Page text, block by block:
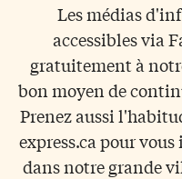
Les médias
accessibles via
gratuitement à
bon moyen de
Prenez aussi
express.ca pour
dans notre grande